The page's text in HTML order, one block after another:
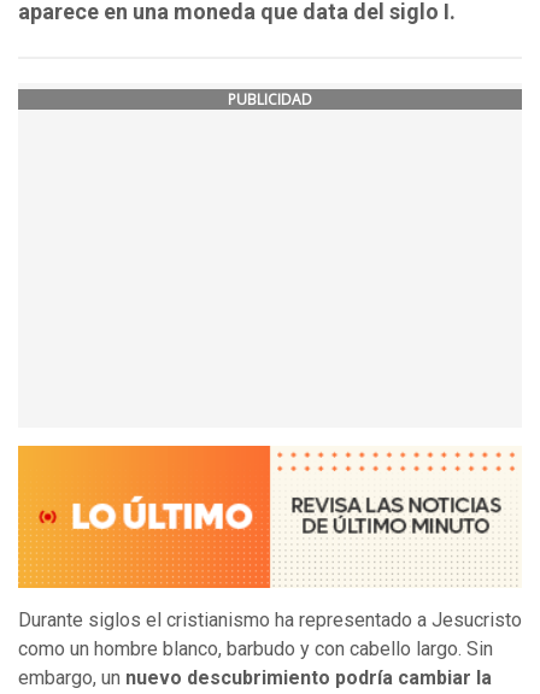
aparece en una moneda que data del siglo I.
PUBLICIDAD
Durante siglos el cristianismo ha representado a Jesucristo
como un hombre blanco, barbudo y con cabello largo. Sin
embargo, un nuevo descubrimiento podría cambiar la